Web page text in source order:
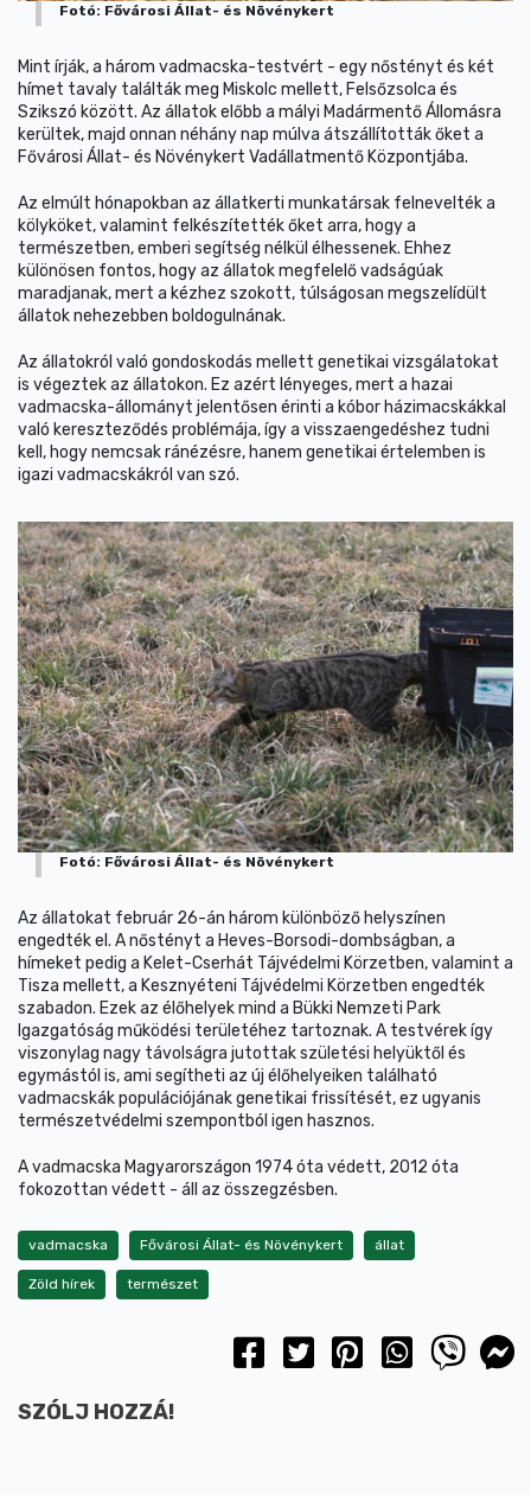
Fotó: Fővárosi Állat- és Növénykert
Mint írják, a három vadmacska-testvért - egy nőstényt és két
hímet tavaly találták meg Miskolc mellett, Felsőzsolca és
Szikszó között. Az állatok előbb a mályi Madármentő Állomásra
kerültek, majd onnan néhány nap múlva átszállították őket a
Fővárosi Állat- és Növénykert Vadállatmentő Központjába.
Az elmúlt hónapokban az állatkerti munkatársak felnevelték a
kölyköket, valamint felkészítették őket arra, hogy a
természetben, emberi segítség nélkül élhessenek. Ehhez
különösen fontos, hogy az állatok megfelelő vadságúak
maradjanak, mert a kézhez szokott, túlságosan megszelídült
állatok nehezebben boldogulnának.
Az állatokról való gondoskodás mellett genetikai vizsgálatokat
is végeztek az állatokon. Ez azért lényeges, mert a hazai
vadmacska-állományt jelentősen érinti a kóbor házimacskákkal
való kereszteződés problémája, így a visszaengedéshez tudni
kell, hogy nemcsak ránézésre, hanem genetikai értelemben is
igazi vadmacskákról van szó.
Fotó: Fővárosi Állat- és Növénykert
Az állatokat február 26-án három különböző helyszínen
engedték el. A nőstényt a Heves-Borsodi-dombságban, a
hímeket pedig a Kelet-Cserhát Tájvédelmi Körzetben, valamint a
Tisza mellett, a Kesznyéteni Tájvédelmi Körzetben engedték
szabadon. Ezek az élőhelyek mind a Bükki Nemzeti Park
Igazgatóság működési területéhez tartoznak. A testvérek így
viszonylag nagy távolságra jutottak születési helyüktől és
egymástól is, ami segítheti az új élőhelyeiken található
vadmacskák populációjának genetikai frissítését, ez ugyanis
természetvédelmi szempontból igen hasznos.
A vadmacska Magyarországon 1974 óta védett, 2012 óta
fokozottan védett - áll az összegzésben.
vadmacska Fővárosi Állat- és Növénykert állat
Zöld hírek természet
SZÓLJ HOZZÁ!